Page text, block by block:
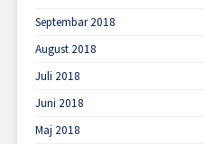
Septembar 2018
August 2018
Juli 2018
Juni 2018
Maj 2018